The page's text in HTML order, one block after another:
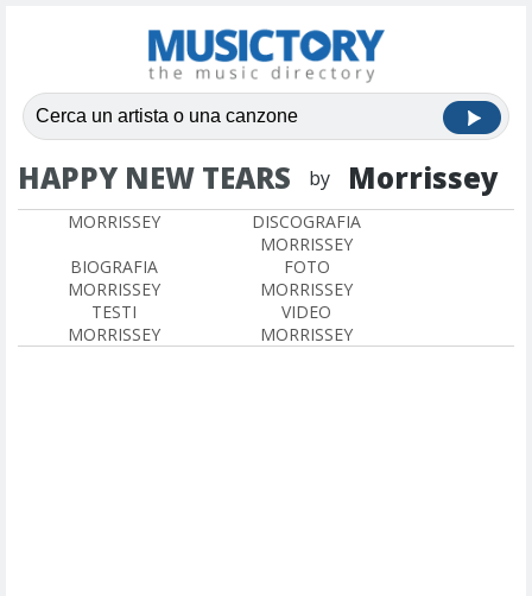
HAPPY NEW TEARS by Morrissey
MORRISSEY
DISCOGRAFIA
MORRISSEY
BIOGRAFIA
MORRISSEY
FOTO
MORRISSEY
TESTI
MORRISSEY
VIDEO
MORRISSEY